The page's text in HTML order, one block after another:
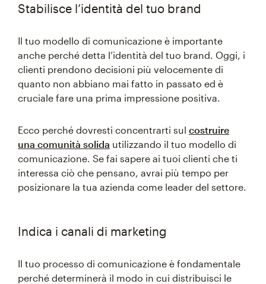
Stabilisce l’identità del tuo brand
Il tuo modello di comunicazione è importante
anche perché detta l’identità del tuo brand. Oggi, i
clienti prendono decisioni più velocemente di
quanto non abbiano mai fatto in passato ed è
cruciale fare una prima impressione positiva.
Ecco perché dovresti concentrarti sul costruire
una comunità solida utilizzando il tuo modello di
comunicazione. Se fai sapere ai tuoi clienti che ti
interessa ciò che pensano, avrai più tempo per
posizionare la tua azienda come leader del settore.
Indica i canali di marketing
Il tuo processo di comunicazione è fondamentale
perché determinerà il modo in cui distribuisci le